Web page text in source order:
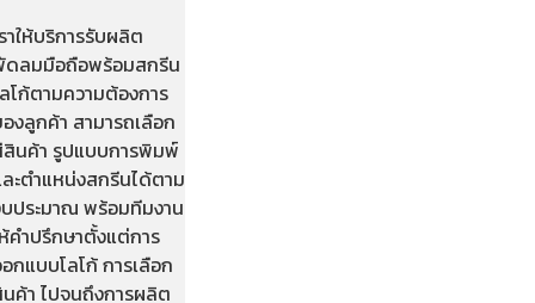
าให้บริการรับผลิต
ลมมือถือพร้อมสกรีน
โก้ตามความต้องการ
งลูกค้า สามารถเลือก
นค้า รูปแบบการพิมพ์
ะตำแหน่งสกรีนได้ตาม
ประมาณ พร้อมทีมงาน
คำปรึกษาตั้งแต่การ
กแบบโลโก้ การเลือก
ค้า ไปจนถึงการผลิต